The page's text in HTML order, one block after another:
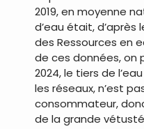
2019, en moyenne
d’eau était, d’après
des Ressources en
de ces données, on
2024, le tiers de
les réseaux, n’est
consommateur,
de la grande